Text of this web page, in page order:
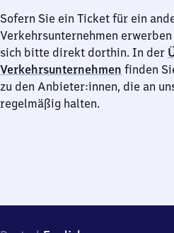
Sofern Sie ein Ticket für ein
Verkehrsunternehmen
sich bitte direkt dorthin. In der
Verkehrsunternehmen finden
zu den Anbieter:innen, die an
regelmäßig halten.